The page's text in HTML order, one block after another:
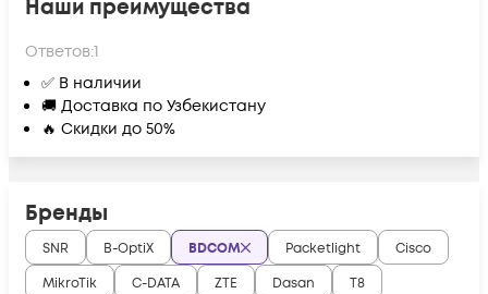
Наши преимущества
Ответов:1
✅ В наличии
🚚 Доставка по Узбекистану
🔥 Скидки до 50%
Бренды
SNR B-OptiX BDCOM Packetlight
Cisco
MikroTik
C-DATA ZTE Dasan Т8